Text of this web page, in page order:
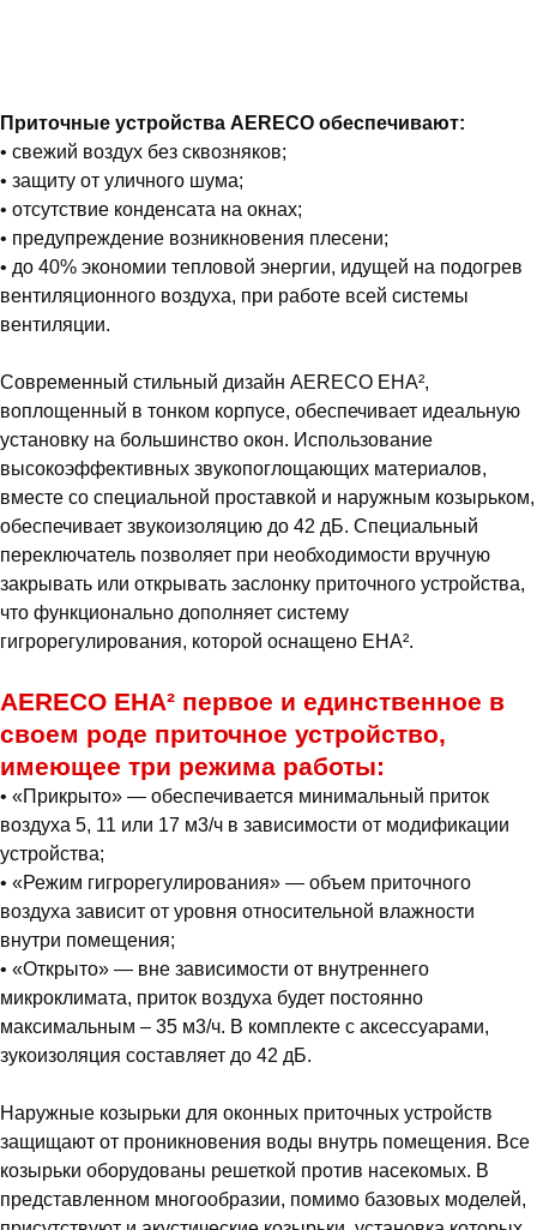
Приточные устройства AERECO обеспечивают:
• свежий воздух без сквозняков;
• защиту от уличного шума;
• отсутствие конденсата на окнах;
• предупреждение возникновения плесени;
• до 40% экономии тепловой энергии, идущей на подогрев
вентиляционного воздуха, при работе всей системы
вентиляции.
Современный стильный дизайн AERECO EHA²,
воплощенный в тонком корпусе, обеспечивает идеальную
установку на большинство окон. Использование
высокоэффективных звукопоглощающих материалов,
вместе со специальной проставкой и наружным козырьком,
обеспечивает звукоизоляцию до 42 дБ. Специальный
переключатель позволяет при необходимости вручную
закрывать или открывать заслонку приточного устройства,
что функционально дополняет систему
гигрорегулирования, которой оснащено EHA².
AERECO EHA² первое и единственное в
своем роде приточное устройство,
имеющее три режима работы:
• «Прикрыто» — обеспечивается минимальный приток
воздуха 5, 11 или 17 м3/ч в зависимости от модификации
устройства;
• «Режим гигрорегулирования» — объем приточного
воздуха зависит от уровня относительной влажности
внутри помещения;
• «Открыто» — вне зависимости от внутреннего
микроклимата, приток воздуха будет постоянно
максимальным – 35 м3/ч. В комплекте с аксессуарами,
зукоизоляция составляет до 42 дБ.
Наружные козырьки для оконных приточных устройств
защищают от проникновения воды внутрь помещения. Все
козырьки оборудованы решеткой против насекомых. В
представленном многообразии, помимо базовых моделей,